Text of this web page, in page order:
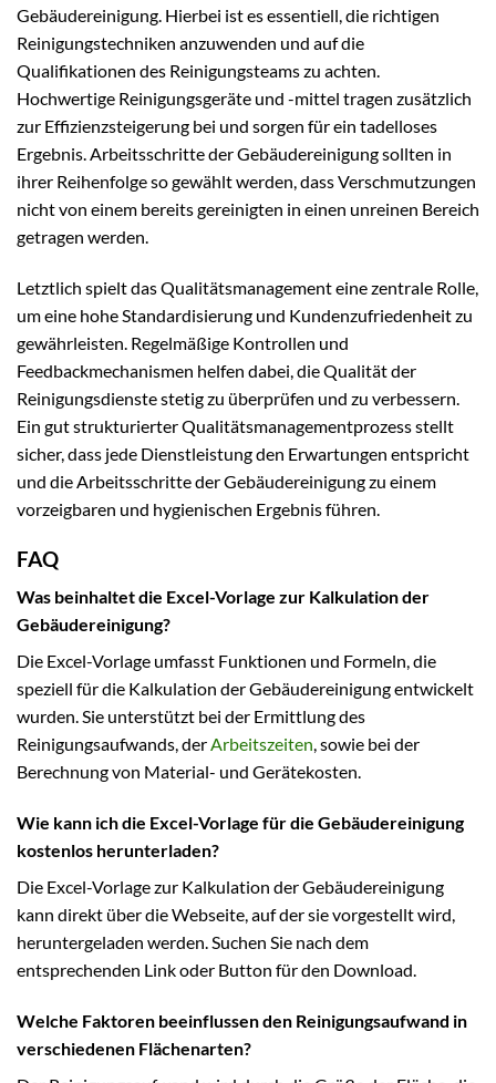
Gebäudereinigung. Hierbei ist es essentiell, die richtigen
Reinigungstechniken anzuwenden und auf die
Qualifikationen des Reinigungsteams zu achten.
Hochwertige Reinigungsgeräte und -mittel tragen zusätzlich
zur Effizienzsteigerung bei und sorgen für ein tadelloses
Ergebnis. Arbeitsschritte der Gebäudereinigung sollten in
ihrer Reihenfolge so gewählt werden, dass Verschmutzungen
nicht von einem bereits gereinigten in einen unreinen Bereich
getragen werden.
Letztlich spielt das Qualitätsmanagement eine zentrale Rolle,
um eine hohe Standardisierung und Kundenzufriedenheit zu
gewährleisten. Regelmäßige Kontrollen und
Feedbackmechanismen helfen dabei, die Qualität der
Reinigungsdienste stetig zu überprüfen und zu verbessern.
Ein gut strukturierter Qualitätsmanagementprozess stellt
sicher, dass jede Dienstleistung den Erwartungen entspricht
und die Arbeitsschritte der Gebäudereinigung zu einem
vorzeigbaren und hygienischen Ergebnis führen.
FAQ
Was beinhaltet die Excel-Vorlage zur Kalkulation der
Gebäudereinigung?
Die Excel-Vorlage umfasst Funktionen und Formeln, die
speziell für die Kalkulation der Gebäudereinigung entwickelt
wurden. Sie unterstützt bei der Ermittlung des
Reinigungsaufwands, derArbeitszeiten, sowie bei der
Berechnung von Material- und Gerätekosten.
Wie kann ich die Excel-Vorlage für die Gebäudereinigung
kostenlos herunterladen?
Die Excel-Vorlage zur Kalkulation der Gebäudereinigung
kann direkt über die Webseite, auf der sie vorgestellt wird,
heruntergeladen werden. Suchen Sie nach dem
entsprechenden Link oder Button für den Download.
Welche Faktoren beeinflussen den Reinigungsaufwand in
verschiedenen Flächenarten?